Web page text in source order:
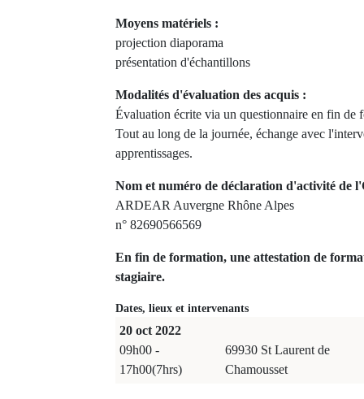
Moyens matériels :
projection diaporama
présentation d'échantillons
Modalités d'évaluation des acquis :
Évaluation écrite via un questionnaire en fin de
Tout au long de la journée, échange avec
apprentissages.
Nom et numéro de déclaration d'activité de
ARDEAR Auvergne Rhône Alpes
n° 82690566569
En fin de formation, une attestation de
stagiaire.
Dates, lieux et intervenants
20 oct 2022
09h00 -
17h00(7hrs)
69930 St Laurent de
Chamousset